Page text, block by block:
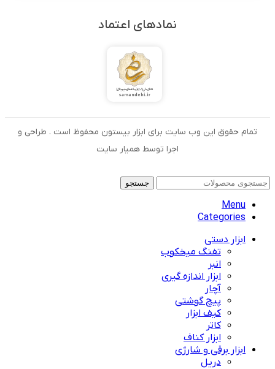
نمادهای اعتماد
تمام حقوق این وب سایت برای ابزار بیستون محفوظ است . طراحی و
اجرا توسط همیار سایت
جستجو
Menu
Categories
ابزار دستی
تفنگ میخکوب
انبر
ابزار اندازه گیری
آچار
پیچ گوشتی
کیف ابزار
کاتر
ابزار کناف
ابزار برقی و شارژی
دریل